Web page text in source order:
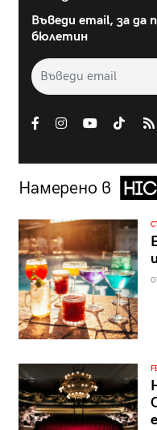
Въведи email, за да
бюлетин
Намерено в